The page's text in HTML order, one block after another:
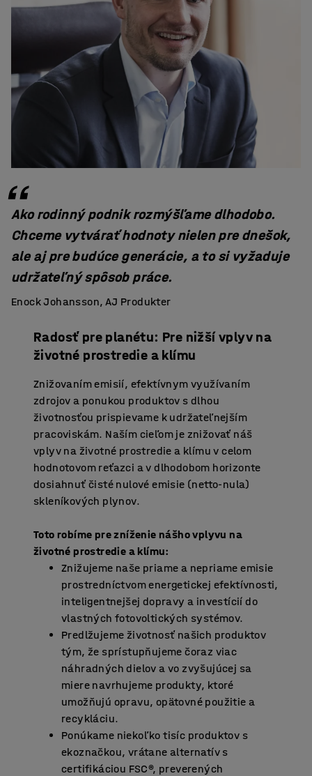
Ako rodinný podnik rozmýšľame dlhodobo.
Chceme vytvárať hodnoty nielen pre dnešok,
ale aj pre budúce generácie, a to si vyžaduje
udržateľný spôsob práce.
Enock Johansson, AJ Produkter
Radosť pre planétu: Pre nižší vplyv na
životné prostredie a klímu
Znižovaním emisií, efektívnym využívaním
zdrojov a ponukou produktov s dlhou
životnosťou prispievame k udržateľnejším
pracoviskám. Naším cieľom je znižovať náš
vplyv na životné prostredie a klímu v celom
hodnotovom reťazci a v dlhodobom horizonte
dosiahnuť čisté nulové emisie (netto-nula)
skleníkových plynov.
Toto robíme pre zníženie nášho vplyvu na
životné prostredie a klímu:
Znižujeme naše priame a nepriame emisie
prostredníctvom energetickej efektívnosti,
inteligentnejšej dopravy a investícií do
vlastných fotovoltických systémov.
Predlžujeme životnosť našich produktov
tým, že sprístupňujeme čoraz viac
náhradných dielov a vo zvyšujúcej sa
miere navrhujeme produkty, ktoré
umožňujú opravu, opätovné použitie a
recykláciu.
Ponúkame niekoľko tisíc produktov s
ekoznačkou, vrátane alternatív s
certifikáciou FSC®, preverených